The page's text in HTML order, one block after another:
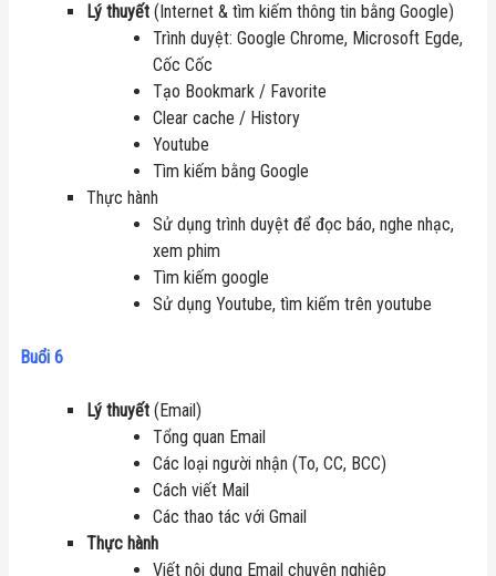
Lý thuyết (Internet & tìm kiếm thông tin bằng Google)
Trình duyệt: Google Chrome, Microsoft Egde,
Cốc Cốc
Tạo Bookmark / Favorite
Clear cache / History
Youtube
Tìm kiếm bằng Google
Thực hành
Sử dụng trình duyệt để đọc báo, nghe nhạc,
xem phim
Tìm kiếm google
Sử dụng Youtube, tìm kiếm trên youtube
Buổi 6
Lý thuyết (Email)
Tổng quan Email
Các loại người nhận (To, CC, BCC)
Cách viết Mail
Các thao tác với Gmail
Thực hành
Viết nội dung Email chuyên nghiệp